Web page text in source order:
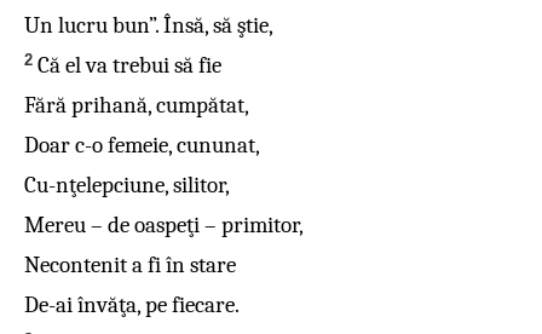
Un lucru bun”. Însă, să ştie,
2 Că el va trebui să fie
Fără prihană, cumpătat,
Doar c-o femeie, cununat,
Cu-nţelepciune, silitor,
Mereu – de oaspeţi – primitor,
Necontenit a fi în stare
De-ai învăţa, pe fiecare.